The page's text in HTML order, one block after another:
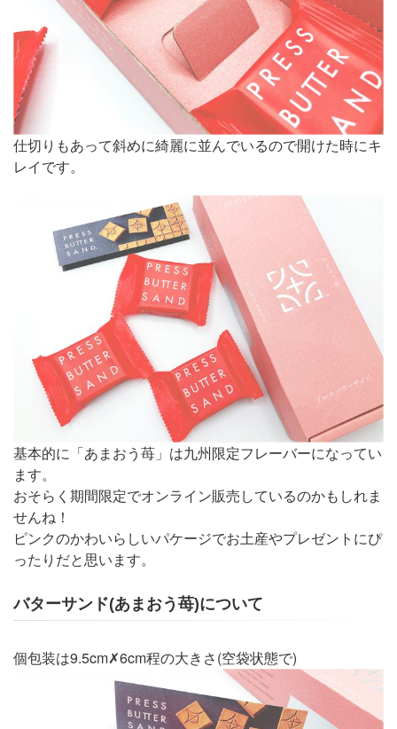
仕切りもあって斜めに綺麗に並んでいるので開けた時にキ
レイです。
基本的に「あまおう苺」は九州限定フレーバーになってい
ます。
おそらく期間限定でオンライン販売しているのかもしれま
せんね！
ピンクのかわいらしいパケージでお土産やプレゼントにぴ
ったりだと思います。
バターサンド(あまおう苺)について
個包装は9.5cm✗6cm程の大きさ(空袋状態で)